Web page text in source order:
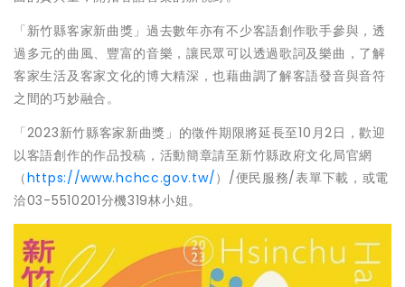
「新竹縣客家新曲獎」過去數年亦有不少客語創作歌手參與，透
過多元的曲風、豐富的音樂，讓民眾可以透過歌詞及樂曲，了解
客家生活及客家文化的博大精深，也藉曲調了解客語發音與音符
之間的巧妙融合。
「2023新竹縣客家新曲獎」的徵件期限將延長至10月2日，歡迎
以客語創作的作品投稿，活動簡章請至新竹縣政府文化局官網
（https://www.hchcc.gov.tw/）/便民服務/表單下載，或電
洽03-5510201分機319林小姐。